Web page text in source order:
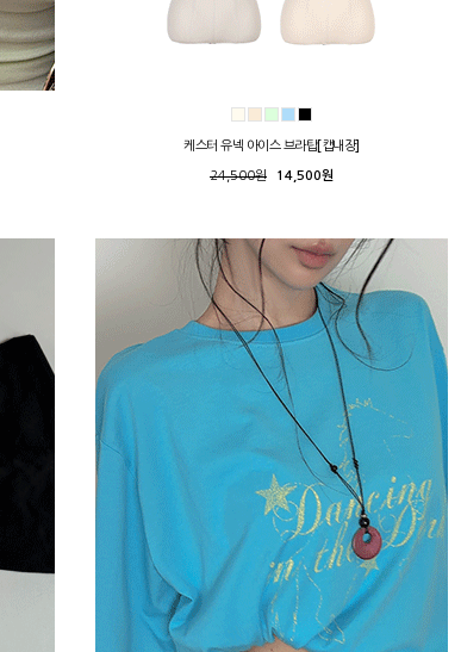
케스터 유넥 아이스 브라탑[캡내장]
24,500원 14,500원